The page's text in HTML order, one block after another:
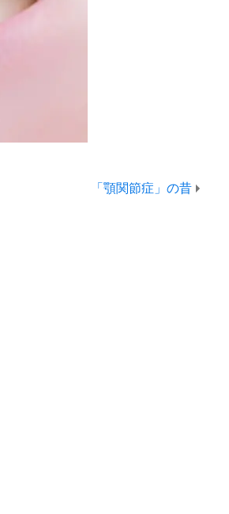
「顎関節症」の昔